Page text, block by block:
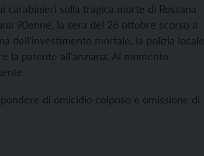
carabinieri sulla tragica morte di Rossana
90enne, la sera del 26 ottobre scorso a
dell’investimento mortale, la polizia locale
la patente all’anziana. Al momento
di omicidio colposo e omissione di